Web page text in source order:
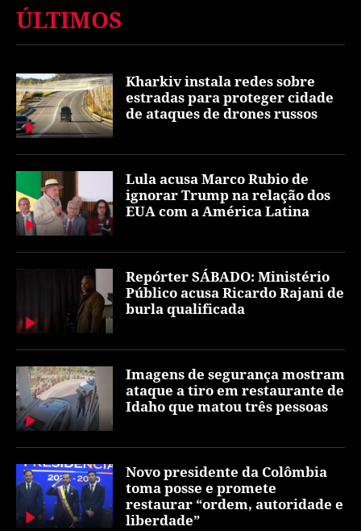
ÚLTIMOS
Kharkiv instala redes sobre
estradas para proteger cidade
de ataques de drones russos
Lula acusa Marco Rubio de
ignorar Trump na relação dos
EUA com a América Latina
Repórter SÁBADO: Ministério
Público acusa Ricardo Rajani de
burla qualificada
Imagens de segurança mostram
ataque a tiro em restaurante de
Idaho que matou três pessoas
Novo presidente da Colômbia
toma posse e promete
restaurar “ordem, autoridade e
liberdade”